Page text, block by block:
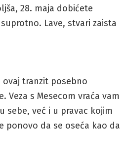
28. maja dobićete
Lave, stvari zaista
ovaj tranzit posebno
Veza s Mesecom vraća vam
sebe, već i u pravac kojim
ponovo da se oseća kao da